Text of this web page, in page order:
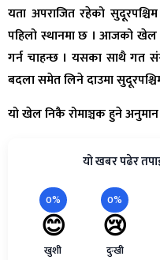
यता अपराजित रहेको
पहिलो स्थानमा छ । आजको खेल
गर्न चाहन्छ । यसका साथै गत
बदला समेत लिने दाउमा
यो खेल निकै रोमाञ्चक हुने
यो खबर पढेर
0%
😊
खुशी
0%
😢
दुःखी